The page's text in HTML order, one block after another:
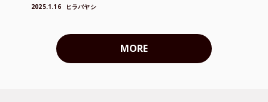
2025.1.16 ヒラバヤシ
MORE